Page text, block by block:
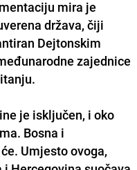
mira je
država, čiji
Dejtonskim
zajednice
je isključen, i oko
Bosna i
Umjesto ovoga,